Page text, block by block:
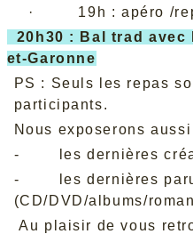
· 19h : apéro /
20h30 : Bal trad avec
et-Garonne
PS : Seuls les repas
participants.
Nous exposerons
- les dernières
- les dernières
(CD/DVD/albums/
Au plaisir de vous